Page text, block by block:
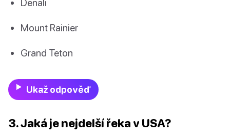
Mount Rainier
Grand Teton
Ukaž odpověď
3. Jaká je nejdelší řeka v USA?